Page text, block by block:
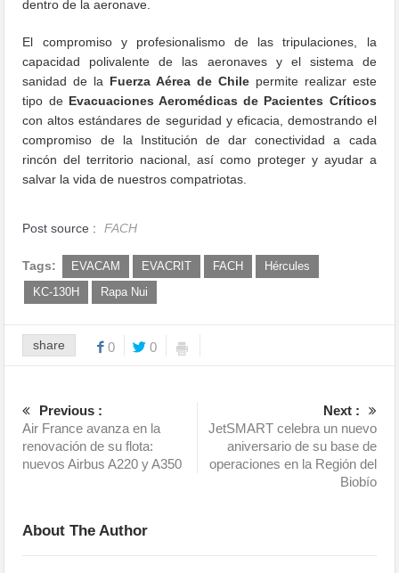
dentro de la aeronave.
El compromiso y profesionalismo de las tripulaciones, la
capacidad polivalente de las aeronaves y el sistema de
sanidad de la Fuerza Aérea de Chilepermite realizar este
tipo de Evacuaciones Aeromédicas de Pacientes Críticos
con altos estándares de seguridad y eficacia, demostrando el
compromiso de la Institución de dar conectividad a cada
rincón del territorio nacional, así como proteger y ayudar a
salvar la vida de nuestros compatriotas.
Post source : FACH
Tags: EVACAM EVACRIT FACH
Hércules
KC-130H
Rapa Nui
share 0 0
Previous :
Air France avanza en la
renovación de su flota:
nuevos Airbus A220 y A350
Next :
JetSMART celebra un nuevo
aniversario de su base de
operaciones en la Región del
Biobío
About The Author